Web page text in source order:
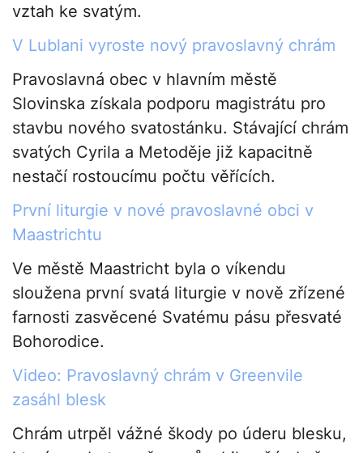
vztah ke svatým.
V Lublani vyroste nový pravoslavný chrám
Pravoslavná obec v hlavním městě
Slovinska získala podporu magistrátu pro
stavbu nového svatostánku. Stávající chrám
svatých Cyrila a Metoděje již kapacitně
nestačí rostoucímu počtu věřících.
První liturgie v nové pravoslavné obci v
Maastrichtu
Ve městě Maastricht byla o víkendu
sloužena první svatá liturgie v nově zřízené
farnosti zasvěcené Svatému pásu přesvaté
Bohorodice.
Video: Pravoslavný chrám v Greenvile
zasáhl blesk
Chrám utrpěl vážné škody po úderu blesku,